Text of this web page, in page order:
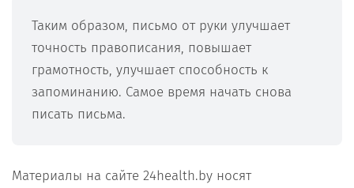
Таким образом, письмо от руки улучшает
точность правописания, повышает
грамотность, улучшает способность к
запоминанию. Самое время начать снова
писать письма.
Материалы на сайте 24health.by носят